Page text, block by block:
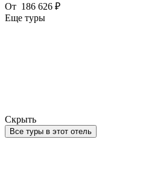
От 186 626 ₽
Еще туры
Скрыть
Все туры в этот отель